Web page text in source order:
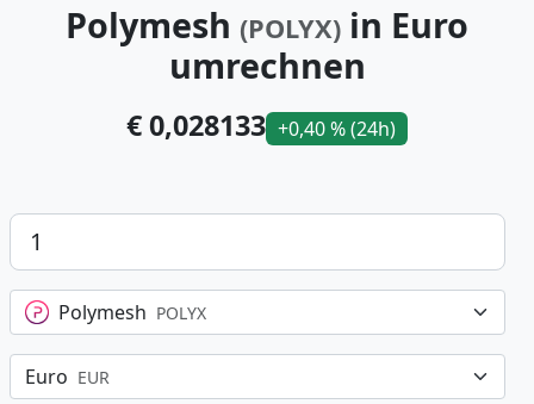
Polymesh (POLYX) in Euro
umrechnen
€ 0,028133 +0,40 % (24h)
Betrag
Polymesh POLYX
Euro EUR